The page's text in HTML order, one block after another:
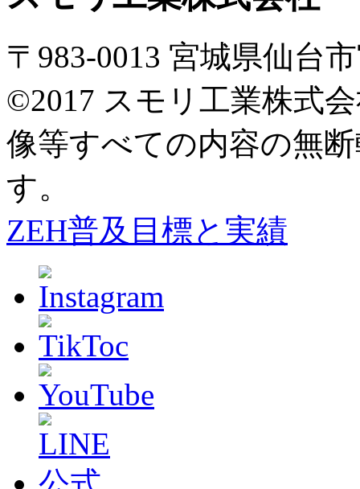
〒983-0013 宮城県仙台
©2017 スモリ工業株式
像等すべての内容の無
す。
ZEH普及目標と実績